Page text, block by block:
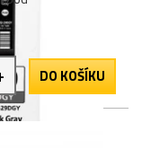
DO KOŠÍKU